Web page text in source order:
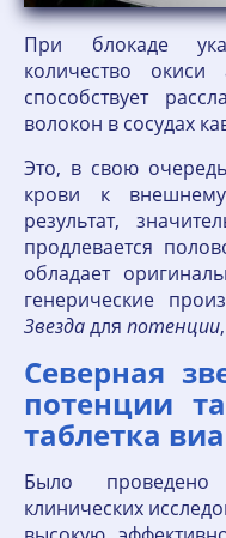
При блокаде
количество окиси
способствует
волокон в сосудах
Это, в свою
крови к
результат,
продлевается
обладает
генерические
Звездадля потенции
Северная
потенции
таблетка
Было
клинических